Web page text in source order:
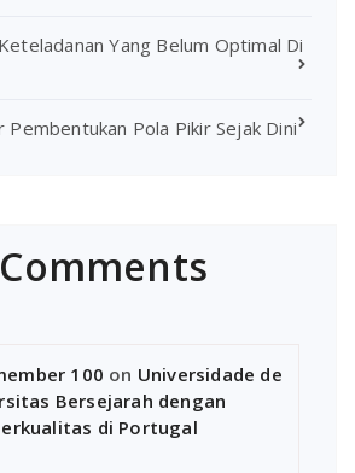
Yang Belum Optimal Di
Pembentukan Pola Pikir Sejak Dini
100 on Universidade de
Bersejarah dengan
di Portugal